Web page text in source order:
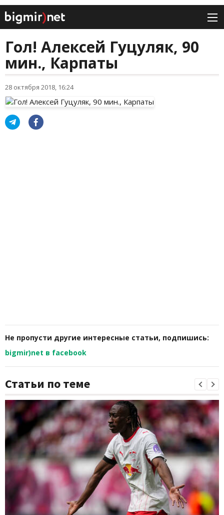
Гол! Алексей Гуцуляк, 90
мин., Карпаты
28 октября 2018, 16:24
Не пропусти другие интересные статьи, подпишись:
bigmir)net в facebook
Статьи по теме